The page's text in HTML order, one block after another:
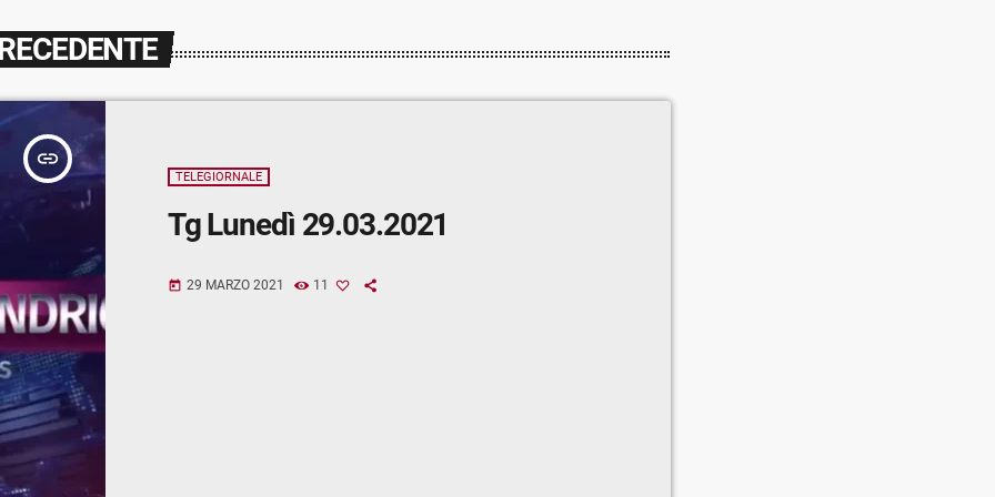
insert_link
TELEGIORNALE
Tg Lunedì 29.03.2021
today 29 MARZO 2021 11